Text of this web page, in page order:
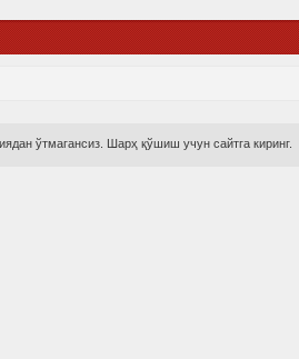
ўтмагансиз. Шарҳ қўшиш учун сайтга киринг.